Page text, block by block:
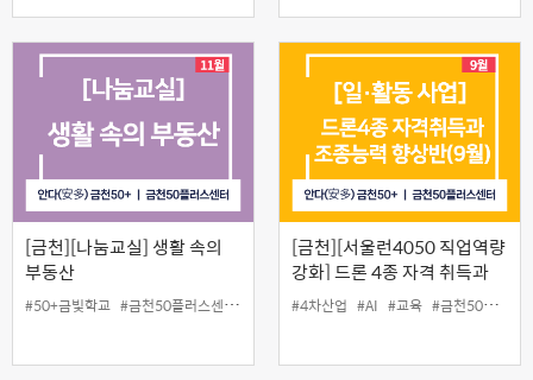
[금천][나눔교실] 생활 속의
부동산
#50+금빛학교 #금천50플러스센터 #나눔교실 #부동산 #인생설계
[금천][서울런4050 직업역량
강화] 드론 4종 자격 취득과
조종 능력 향상반(9월)
#4차산업 #AI #교육 #금천50플러스센터